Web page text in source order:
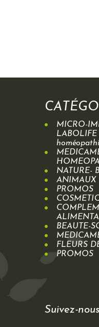
MICRO-
LABOLIFE
NATURE-
ANIMAUX
PROMOS
BEAUTE-
FLEURS
PROMOS
Suivez-